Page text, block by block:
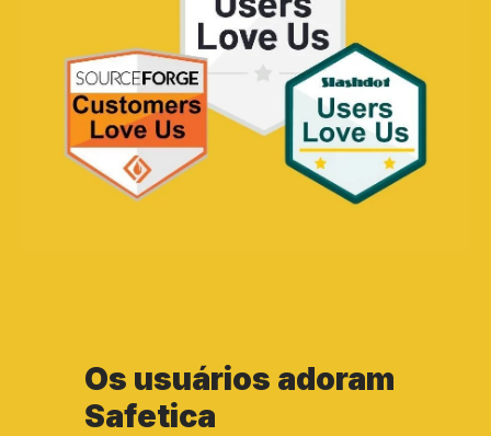
Os usuários adoram
Safetica